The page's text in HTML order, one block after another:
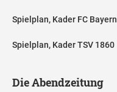
Spielplan, Kader FC Bayern
Spielplan, Kader TSV 1860
Die Abendzeitung